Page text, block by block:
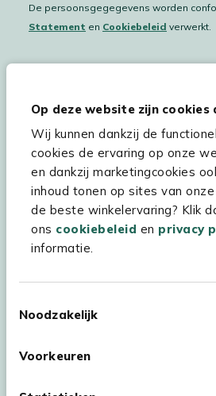
Op deze website zijn cookies
Wij kunnen dankzij de
cookies de ervaring op onze
en dankzij marketingcookies
inhoud tonen op sites van
de beste winkelervaring? Klik
ons cookiebeleid en privacy
informatie.
Noodzakelijk
Voorkeuren
De persoonsgegegevens worden
Statement en Cookiebeleid verwerkt.
Hulp & service
Assortiment
Kees Smit Tuinmeubelen
Experience Stores XXL